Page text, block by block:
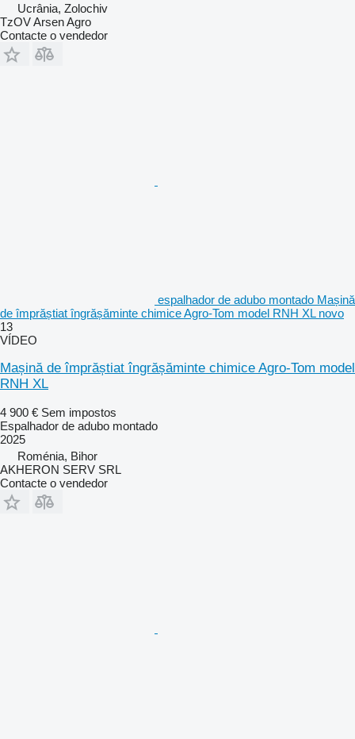
Ucrânia, Zolochiv
TzOV Arsen Agro
Contacte o vendedor
espalhador de adubo montado Mașină
de împrăștiat îngrășăminte chimice Agro-Tom model RNH XL novo
13
VÍDEO
Mașină de împrăștiat îngrășăminte chimice Agro-Tom model
RNH XL
4 900 € Sem impostos
Espalhador de adubo montado
2025
Roménia, Bihor
AKHERON SERV SRL
Contacte o vendedor